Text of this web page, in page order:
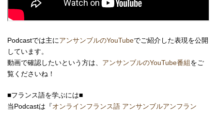
Podcastでは主にアンサンブルのYouTubeでご紹介した表現を公開
しています。
動画で確認したいという方は、 アンサンブルのYouTube番組をご
覧くださいね！
■フランス語を学ぶには■
当Podcastは『オンラインフランス語 アンサンブルアンフラン